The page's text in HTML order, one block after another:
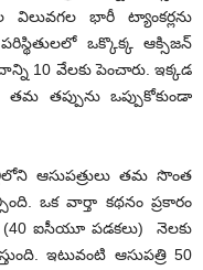
విలువగల భారీ ట్యాంకర్లను
ఒక్కొక్క ఆక్సిజన్
10 వేలకు పెంచారు. ఇక్కడ
తప్పును ఒప్పుకోకుండా
ఆసుపత్రులు తమ సొంత
ఒక వార్తా కథనం ప్రకారం
ఐసీయూ పడకలు) నెలకు
ఇటువంటి ఆసుపత్రి 50